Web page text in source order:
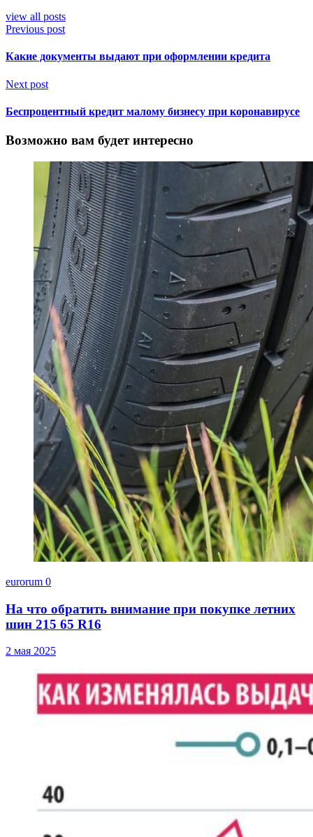
view all posts
Previous post
Какие документы выдают при оформлении кредита
Next post
Беспроцентный кредит малому бизнесу при коронавирусе
Возможно вам будет интересно
eurorum 0
На что обратить внимание при покупке летних
шин 215 65 R16
2 мая 2025